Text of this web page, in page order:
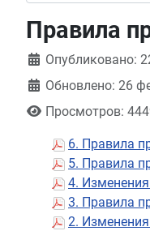
Правила
Информация о
Опубликовано:
Обновлено: 26
Просмотров:
6. Правила
5. Правила
4.
3. Правила
2.